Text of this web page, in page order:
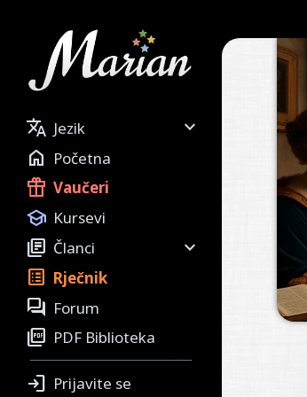
 Jezik

 Početna
 Vaučeri
 Kursevi
 Članci

 Rječnik
 Forum
 PDF Biblioteka
 Prijavite se